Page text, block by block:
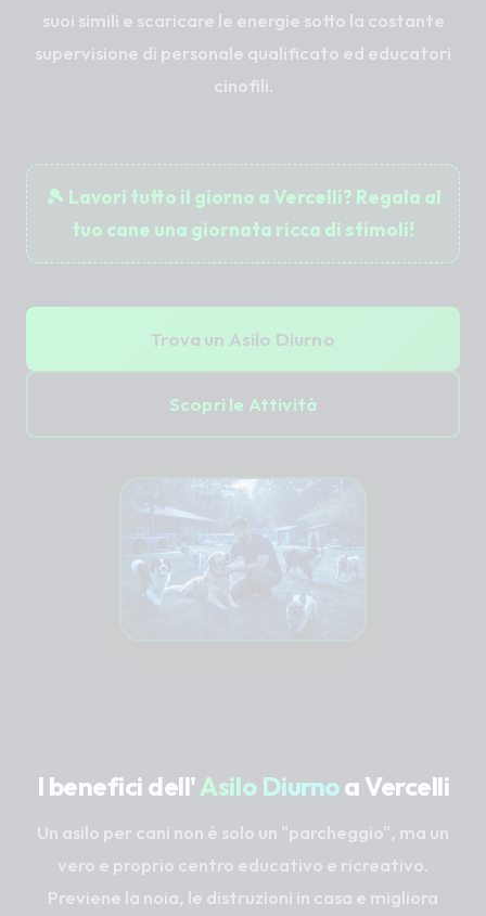
suoi simili e scaricare le energie sotto la costante
supervisione di personale qualificato ed educatori
cinofili.
🎾 Lavori tutto il giorno a Vercelli? Regala al
tuo cane una giornata ricca di stimoli!
Trova un Asilo Diurno
Scopri le Attività
I benefici dell'Asilo Diurnoa Vercelli
Un asilo per cani non è solo un "parcheggio", ma un
vero e proprio centro educativo e ricreativo.
Previene la noia, le distruzioni in casa e migliora